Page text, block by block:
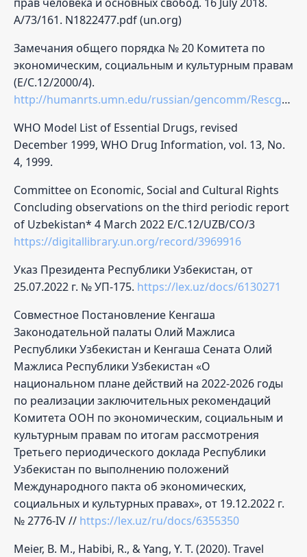
A/73/161. N1822477.pdf (un.org)
Замечания общего порядка № 20 Комитета по
экономическим, социальным и культурным правам
(E/C.12/2000/4).
http://humanrts.umn.edu/russian/gencomm/Rescgencom20.html
WHO Model List of Essential Drugs, revised
December 1999, WHO Drug Information, vol. 13, No.
4, 1999.
Committee on Economic, Social and Cultural Rights
Concluding observations on the third periodic report
of Uzbekistan* 4 March 2022 E/C.12/UZB/CO/3
https://digitallibrary.un.org/record/3969916
Указ Президента Республики Узбекистан, от
25.07.2022 г. № УП-175. https://lex.uz/docs/6130271
Совместное Постановление Кенгаша
Законодательной палаты Олий Мажлиса
Республики Узбекистан и Кенгаша Сената Олий
Мажлиса Республики Узбекистан «О
национальном плане действий на 2022-2026 годы
по реализации заключительных рекомендаций
Комитета ООН по экономическим, социальным и
культурным правам по итогам рассмотрения
Третьего периодического доклада Республики
Узбекистан по выполнению положений
Международного пакта об экономических,
социальных и культурных правах», от 19.12.2022 г.
№ 2776-IV // https://lex.uz/ru/docs/6355350
Meier, B. M., Habibi, R., & Yang, Y. T. (2020). Travel